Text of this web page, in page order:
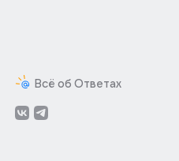
Всё об Ответах